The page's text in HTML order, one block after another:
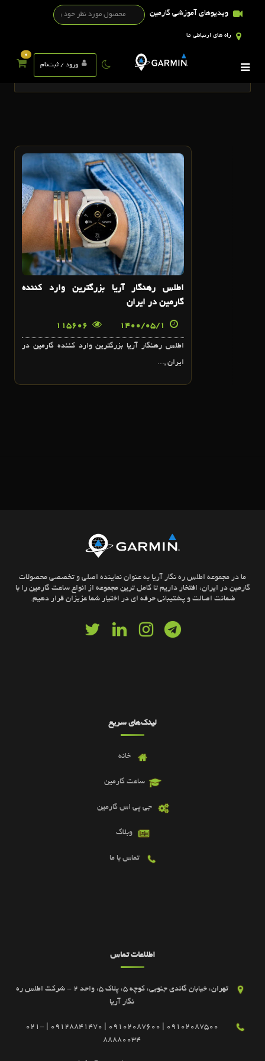
ویدیوهای آموزشی گارمین
راه های ارتباطی ما
ورود / ثبت‌نام
0
تگ ها
اطلس رهنگار آريا بزرگترين وارد کننده
گارمين در ايران
اطلس رهنگار آريا بزرگترين وارد کننده گارمين در
ايران ,...
ما در مجموعه اطلس ره نگار آریا به عنوان نماینده اصلی و تخصصی محصولات
گارمین در ایران، افتخار داریم تا کامل ترین مجموعه از انواع ساعت گارمین را با
ضمانت اصالت و پشتیبانی حرفه ای در اختیار شما عزیزان قرار دهیم.
لینک‌های سریع
خانه
ساعت گارمین
جی پی اس گارمین
وبلاگ
تماس با ما
اطلاعات تماس
تهران، خیابان گاندی جنوبی، کوچه 5، پلاک 5، واحد 2 - شرکت اطلس ره
نگار آریا
09102087500 | 09102087600 | 09128841470 | 021-
88880034